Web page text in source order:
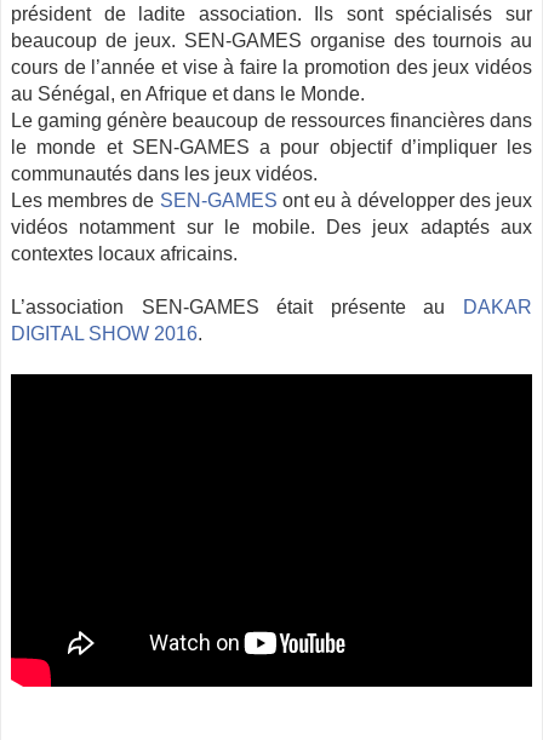
président de ladite association. Ils sont spécialisés sur
beaucoup de jeux. SEN-GAMES organise des tournois au
cours de l’année et vise à faire la promotion des jeux vidéos
au Sénégal, en Afrique et dans le Monde.
Le gaming génère beaucoup de ressources financières dans
le monde et SEN-GAMES a pour objectif d’impliquer les
communautés dans les jeux vidéos.
Les membres de SEN-GAMES ont eu à développer des jeux
vidéos notamment sur le mobile. Des jeux adaptés aux
contextes locaux africains.
L’association SEN-GAMES était présente au
DAKAR
DIGITAL SHOW 2016.